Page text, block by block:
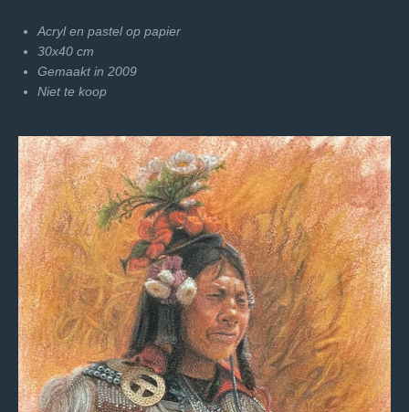
Acryl en pastel op papier
30x40 cm
Gemaakt in 2009
Niet te koop